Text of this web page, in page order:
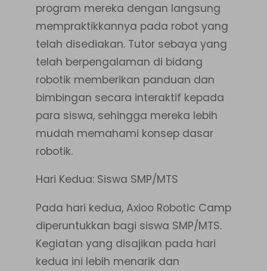
program mereka dengan langsung
mempraktikkannya pada robot yang
telah disediakan. Tutor sebaya yang
telah berpengalaman di bidang
robotik memberikan panduan dan
bimbingan secara interaktif kepada
para siswa, sehingga mereka lebih
mudah memahami konsep dasar
robotik.
Hari Kedua: Siswa SMP/MTS
Pada hari kedua, Axioo Robotic Camp
diperuntukkan bagi siswa SMP/MTS.
Kegiatan yang disajikan pada hari
kedua ini lebih menarik dan